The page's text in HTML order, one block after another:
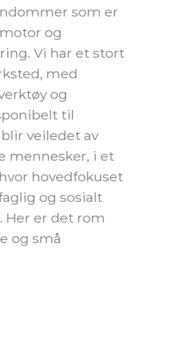
som er
og
Vi har et stort
med
og
til
veiledet av
mennesker, i et
hovedfokuset
og sosialt
Her er det rom
og små